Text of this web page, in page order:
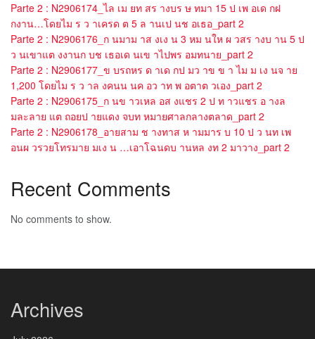
Parte 2 : N2906174_ไล เม ยท สร างบร ษ ทมา 15 ป เพ อเด กฝ
กงาน…โดยไม ร ว าเครด ต 5 ล านเป นช อเธอ_part 2
Parte 2 : N2906176_ก นมาม าส งเง น 3 หม นให ผ วสร างบ าน 5 ป
ว นเขาแต งงานก บช เธอเด นเข าไปพร อมทนาย_part 2
Parte 2 : N2906177_ข บรถหร ด าเด กป มว าข ข า ไม ม เง นจ าย
1,200 โดยไม ร ว าล งคนน นค อว าท พ อตาต วเอง_part 2
Parte 2 : N2906175_ก นข าวเหล อส งแชร 2 ป ท าวแชร อ างล
มละลาย แต ถอยป ายแดง จบท หมายศาลกลางตลาด_part 2
Parte 2 : N2906178_อายสาม ช างทาส ห ามมาร บ 10 ป ว นท เพ
อนผ วรวยโทรมาย มเง น …เอาโฉนดบ านหล งท 2 มาวาง_part 2
Recent Comments
No comments to show.
Archives